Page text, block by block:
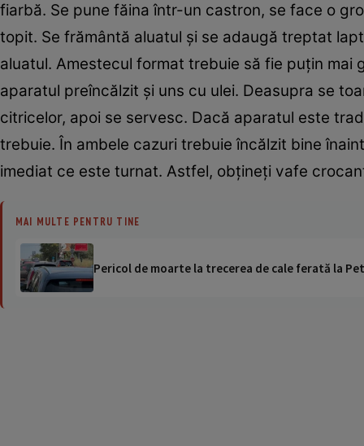
fiarbă. Se pune făina într-un castron, se face o
topit. Se frământă aluatul şi se adaugă treptat
aluatul. Amestecul format trebuie să fie puţin
aparatul preîncălzit şi uns cu ulei. Deasupra se
citricelor, apoi se servesc. Dacă aparatul este
trebuie. În ambele cazuri trebuie încălzit bine
imediat ce este turnat. Astfel, obţineţi vafe
MAI MULTE PENTRU TINE
Pericol de moarte la trecerea de cale ferată la